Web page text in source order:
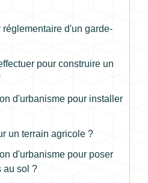
d'un garde-
pour construire un
d'urbanisme pour installer
un terrain agricole ?
d'urbanisme pour poser
au sol ?